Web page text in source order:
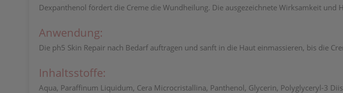
Dexpanthenol fördert die Creme die Wundheilung. Die ausgezeichnete Wirksamkeit
Anwendung:
Die ph5 Skin Repair nach Bedarf auftragen und sanft in die Haut einmassieren, bis die
Inhaltsstoffe:
Aqua, Paraffinum Liquidum, Cera Microcristallina, Panthenol, Glycerin, Polyglyceryl-3